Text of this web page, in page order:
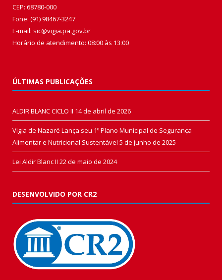
CEP: 68780-000
Fone: (91) 98467-3247
E-mail: sic@vigia.pa.gov.br
Horário de atendimento: 08:00 às 13:00
ÚLTIMAS PUBLICAÇÕES
ALDIR BLANC CICLO II 14 de abril de 2026
Vigia de Nazaré Lança seu 1º Plano Municipal de Segurança
Alimentar e Nutricional Sustentável 5 de junho de 2025
Lei Aldir Blanc II 22 de maio de 2024
DESENVOLVIDO POR CR2